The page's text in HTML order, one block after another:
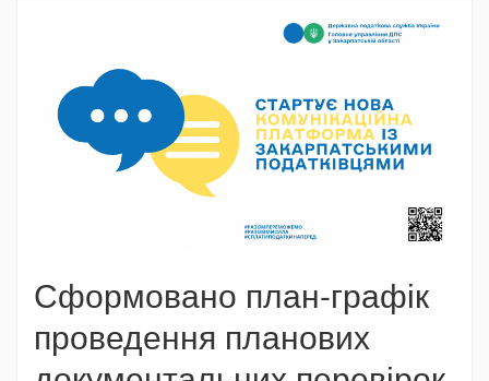
Сформовано план-графік
проведення планових